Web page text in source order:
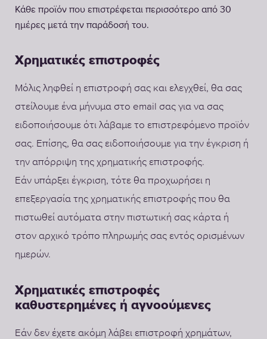
Κάθε προϊόν που επιστρέφεται περισσότερο από 30
ημέρες μετά την παράδοσή του.
Χρηματικές επιστροφές
Μόλις ληφθεί η επιστροφή σας και ελεγχθεί, θα σας
στείλουμε ένα μήνυμα στο email σας για να σας
ειδοποιήσουμε ότι λάβαμε το επιστρεφόμενο προϊόν
σας. Επίσης, θα σας ειδοποιήσουμε για την έγκριση ή
την απόρριψη της χρηματικής επιστροφής.
Εάν υπάρξει έγκριση, τότε θα προχωρήσει η
επεξεργασία της χρηματικής επιστροφής που θα
πιστωθεί αυτόματα στην πιστωτική σας κάρτα ή
στον αρχικό τρόπο πληρωμής σας εντός ορισμένων
ημερών.
Χρηματικές επιστροφές
καθυστερημένες ή αγνοούμενες
Εάν δεν έχετε ακόμη λάβει επιστροφή χρημάτων,